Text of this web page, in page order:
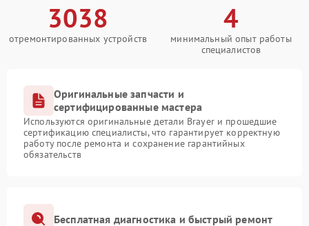
3038
отремонтированных устройств
4
минимальный опыт работы
специалистов
Оригинальные запчасти и
сертифицированные мастера
Используются оригинальные детали Brayer и прошедшие
сертификацию специалисты, что гарантирует корректную
работу после ремонта и сохранение гарантийных
обязательств
Бесплатная диагностика и быстрый ремонт